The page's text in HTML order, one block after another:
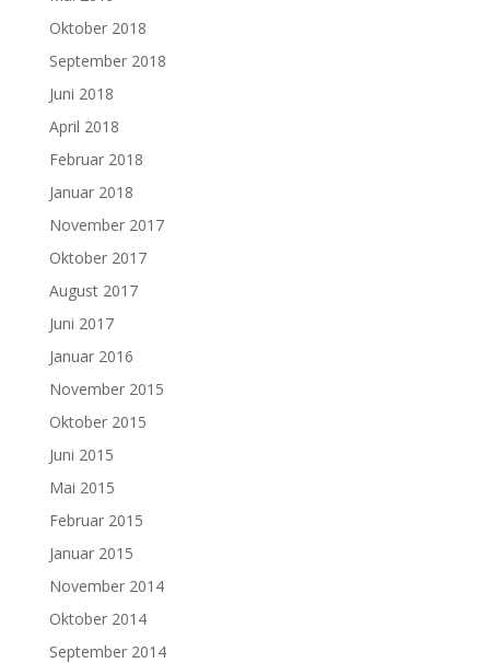
Oktober 2018
September 2018
Juni 2018
April 2018
Februar 2018
Januar 2018
November 2017
Oktober 2017
August 2017
Juni 2017
Januar 2016
November 2015
Oktober 2015
Juni 2015
Mai 2015
Februar 2015
Januar 2015
November 2014
Oktober 2014
September 2014